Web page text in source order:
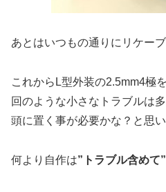
あとはいつもの通りにリケー
これからL型外装の2.5mm4極
回のような小さなトラブルは
頭に置く事が必要かな？と思い
何より自作は”トラブル含めて”